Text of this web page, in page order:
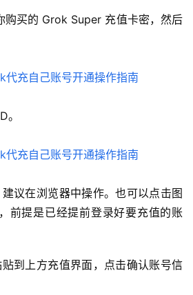
购买的 Grok Super 充值卡密，然后
议在浏览器中操作。也可以点击图
前提是已经提前登录好要充值的账
到上方充值界面，点击确认账号信